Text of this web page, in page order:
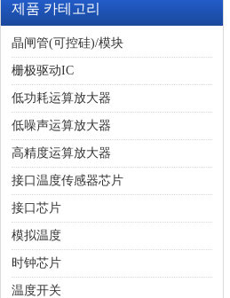
제품 카테고리
晶闸管(可控硅)/模块
栅极驱动IC
低功耗运算放大器
低噪声运算放大器
高精度运算放大器
接口温度传感器芯片
接口芯片
模拟温度
时钟芯片
温度开关